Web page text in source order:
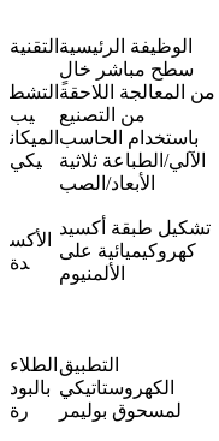
التقنية الوظيفة الرئيسية
التشط
يب
الميكان
يكي
سطح مباشر خالٍ
من المعالجة اللاحقة
من التصنيع
باستخدام الحاسب
الآلي/الطباعة ثلاثية
الأبعاد/الصب
الأكس
دة
تشكيل طبقة أكسيد
كهروكيميائية على
الألمنيوم
الطلاء
بالبود
رة
التطبيق
الكهروستاتيكي
لمسحوق بوليمر